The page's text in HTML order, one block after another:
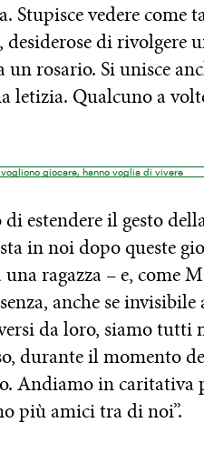
vedere come
di rivolgere
rosario. Si unisce
letizia. Qualcuno a
giocare, hanno voglia di vivere
estendere il gesto
in noi dopo queste
ragazza – e, come
anche se
da loro, siamo tutti
durante il momento
Andiamo in
più amici tra di noi”.